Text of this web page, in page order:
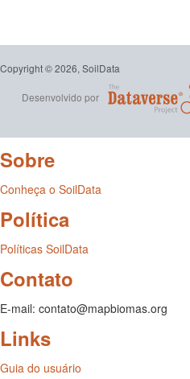
Copyright © 2026, SoilData
Desenvolvido por
Sobre
Conheça o SoilData
Política
Políticas SoilData
Contato
E-mail: contato@mapbiomas.org
Links
Guia do usuário